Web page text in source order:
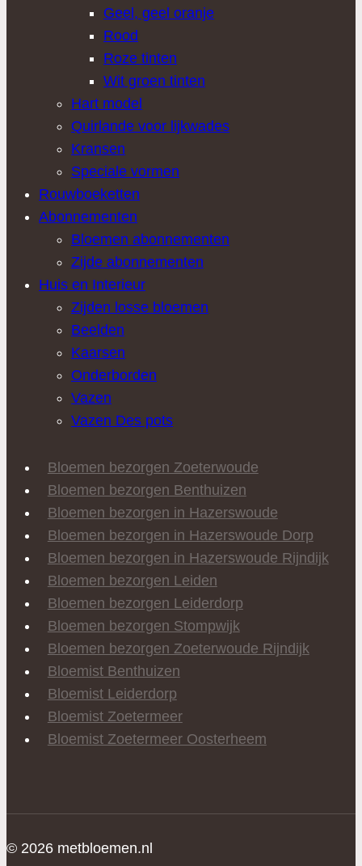
Geel, geel oranje
Rood
Roze tinten
Wit groen tinten
Hart model
Quirlande voor lijkwades
Kransen
Speciale vormen
Rouwboeketten
Abonnementen
Bloemen abonnementen
Zijde abonnementen
Huis en Interieur
Zijden losse bloemen
Beelden
Kaarsen
Onderborden
Vazen
Vazen Des pots
Bloemen bezorgen Zoeterwoude
Bloemen bezorgen Benthuizen
Bloemen bezorgen in Hazerswoude
Bloemen bezorgen in Hazerswoude Dorp
Bloemen bezorgen in Hazerswoude Rijndijk
Bloemen bezorgen Leiden
Bloemen bezorgen Leiderdorp
Bloemen bezorgen Stompwijk
Bloemen bezorgen Zoeterwoude Rijndijk
Bloemist Benthuizen
Bloemist Leiderdorp
Bloemist Zoetermeer
Bloemist Zoetermeer Oosterheem
© 2026 metbloemen.nl